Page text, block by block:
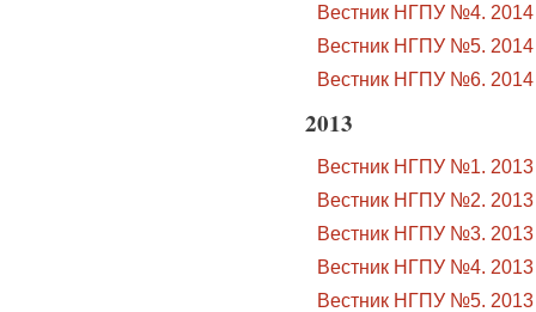
Вестник НГПУ №4. 2014
Вестник НГПУ №5. 2014
Вестник НГПУ №6. 2014
2013
Вестник НГПУ №1. 2013
Вестник НГПУ №2. 2013
Вестник НГПУ №3. 2013
Вестник НГПУ №4. 2013
Вестник НГПУ №5. 2013